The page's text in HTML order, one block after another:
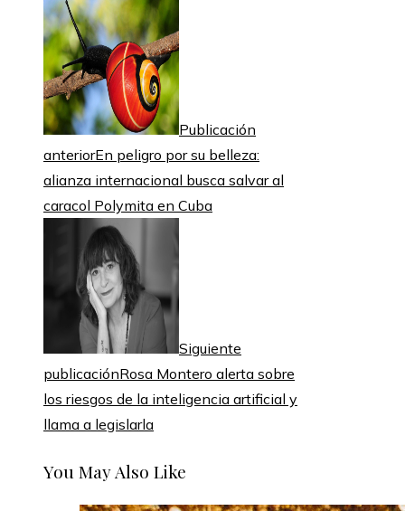
Publicación
anteriorEn peligro por su belleza:
alianza internacional busca salvar al
caracol Polymita en Cuba
Siguiente
publicaciónRosa Montero alerta sobre
los riesgos de la inteligencia artificial y
llama a legislarla
You May Also Like